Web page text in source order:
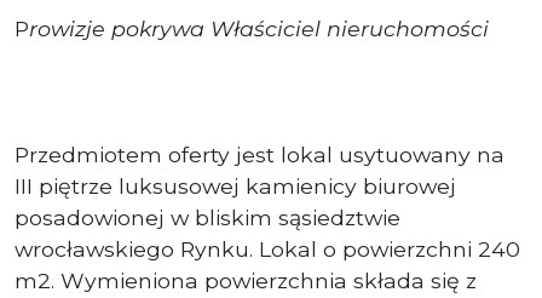
Prowizje pokrywa Właściciel nieruchomości
Przedmiotem oferty jest lokal usytuowany na
III piętrze luksusowej kamienicy biurowej
posadowionej w bliskim sąsiedztwie
wrocławskiego Rynku. Lokal o powierzchni 240
m2. Wymieniona powierzchnia składa się z